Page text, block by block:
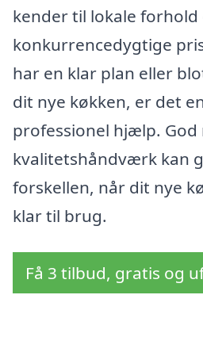
kender til lokale
konkurrencedygtige
har en klar plan eller
dit nye køkken, er det
professionel hjælp.
kvalitetshåndværk kan
forskellen, når dit nye
klar til brug.
Få 3 tilbud, gratis og